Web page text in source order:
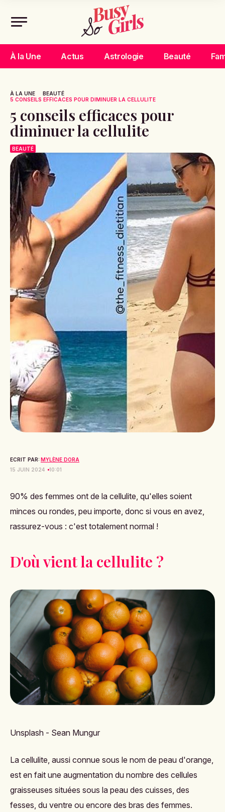
À la Une Actus Astrologie Beauté
À LA UNE
BEAUTÉ
5 CONSEILS EFFICACES POUR DIMINUER LA CELLULITE
5 conseils efficaces pour
diminuer la cellulite
BEAUTÉ
ECRIT PAR: MYLÈNE DORA
15 JUIN 2024
10:01
90% des femmes ont de la cellulite, qu'elles soient
minces ou rondes, peu importe, donc si vous en avez,
rassurez-vous : c'est totalement normal !
D'où vient la cellulite ?
Unsplash - Sean Mungur
La cellulite, aussi connue sous le nom de peau d'orange,
est en fait une augmentation du nombre des cellules
graisseuses situées sous la peau des cuisses, des
fesses, du ventre ou encore des bras des femmes.